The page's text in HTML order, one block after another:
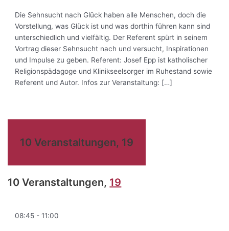
Die Sehnsucht nach Glück haben alle Menschen, doch die
Vorstellung, was Glück ist und was dorthin führen kann sind
unterschiedlich und vielfältig. Der Referent spürt in seinem
Vortrag dieser Sehnsucht nach und versucht, Inspirationen
und Impulse zu geben. Referent: Josef Epp ist katholischer
Religionspädagoge und Klinikseelsorger im Ruhestand sowie
Referent und Autor. Infos zur Veranstaltung: […]
10 Veranstaltungen, 19
10 Veranstaltungen, 19
08:45 -11:00